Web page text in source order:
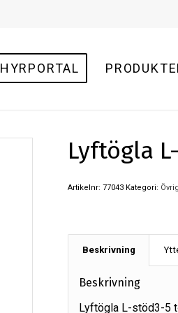
HYRPORTAL
Lyftögla
Artikelnr: 77043 Kategori:
Beskrivning
Beskrivning
Lyftögla L-stöd3-5